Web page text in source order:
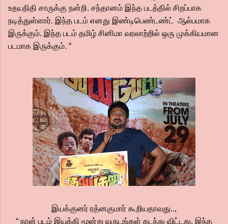
உதயநிதி சாருக்கு நன்றி. சந்தானம் இந்த படத்தில் சிறப்பாக
நடித்துள்ளார். இந்த படம் எனது இண்டிபெண்டண்ட் ஆல்பமாக
இருக்கும். இந்த படம் தமிழ் சினிமா வரலாற்றில் ஒரு முக்கியமான
படமாக இருக்கும். “
இயக்குனர் ரத்னகுமார் கூறியதாவது..,
“ நான் படம் இயக்கி மூன்று வருடங்கள் கடந்து விட்டது. இந்த